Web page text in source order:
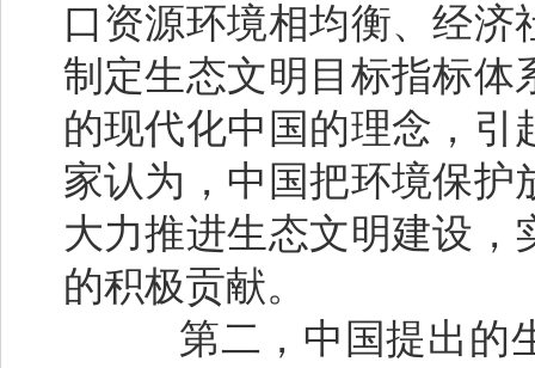
口资源环境相均衡、经
制定生态文明目标指标体
的现代化中国的理念，
家认为，中国把环境保护
大力推进生态文明建设
的积极贡献。
第二，中国提出的生